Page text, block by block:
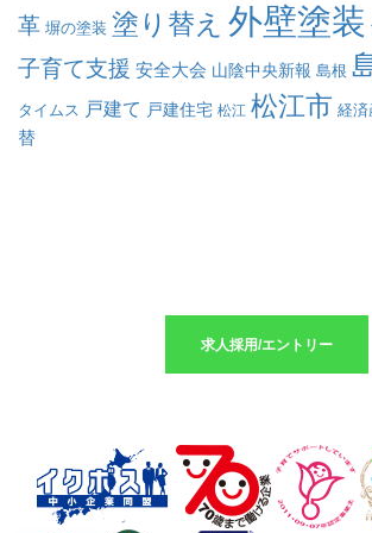
革 塀の塗装 塗り替え 外壁塗装
子育て支援 安全大会 山陰中央新報 島根
タイムス 戸建て 戸建住宅 松江 松江市 経済
替
求人採用/エントリー